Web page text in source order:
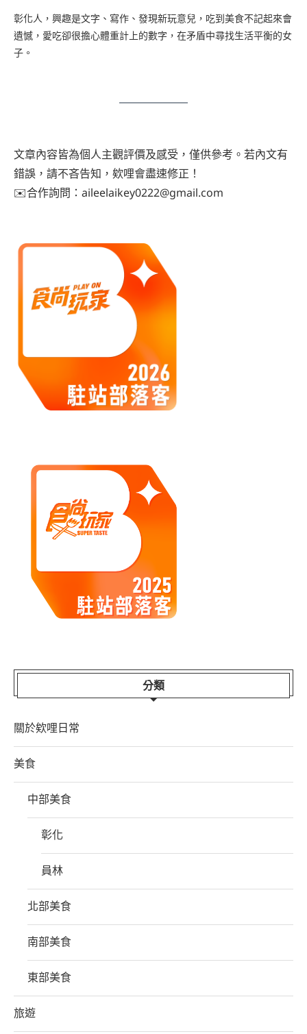
彰化人，興趣是文字、寫作、發現新玩意兒，吃到美食不記起來會
遺憾，愛吃卻很擔心體重計上的數字，在矛盾中尋找生活平衡的女
子。
文章內容皆為個人主觀評價及感受，僅供參考。若內文有
錯誤，請不吝告知，欸哩會盡速修正！
✉️合作詢問：aileelaikey0222@gmail.com
分類
關於欸哩日常
美食
中部美食
彰化
員林
北部美食
南部美食
東部美食
旅遊